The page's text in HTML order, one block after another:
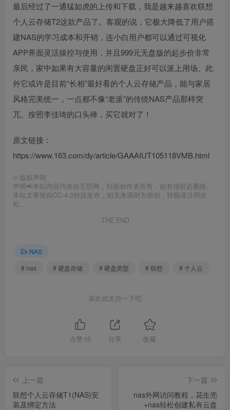
最后经过了一通猛如虎的上传和下载，我是越来越喜欢联想
个人云存储T2这款产品了。客观的说，它极大降低了用户搭
建NAS的学习成本和开销，连小白用户都可以通过可视化
APP界面灵活操控与使用，并且999元无盘版的起步价非常
亲民，家中如果有大容量的闲置硬盘正好可以派上用场。此
外它或许是目前“长相”最好看的个人云存储产品，能与家居
风格完美统一，一点都不像“老派”的传统NAS产品那样突
兀。按照李佳琦的口头禅，买它就对了！
原文链接：
https://www.163.com/dy/article/GAAAIUT105118VMB.html
© 版权声明
声明📢本站内容均来自互联网，归原创作者所有，如有侵权必删除。
本站文章皆由CC-4.0协议发布，如无来源则为原创，转载请注明出
处。
THE END
NAS
# nas
# 硬盘存储 # 硬盘类型 # 联想 # 个人云
喜欢就支持一下吧
点赞 15 分享 收藏
上一篇
联想个人云存储T1(NAS)安
装及绑定方法
下一篇
nas外网访问教程，花生壳
+nas轻松创建私有云盘